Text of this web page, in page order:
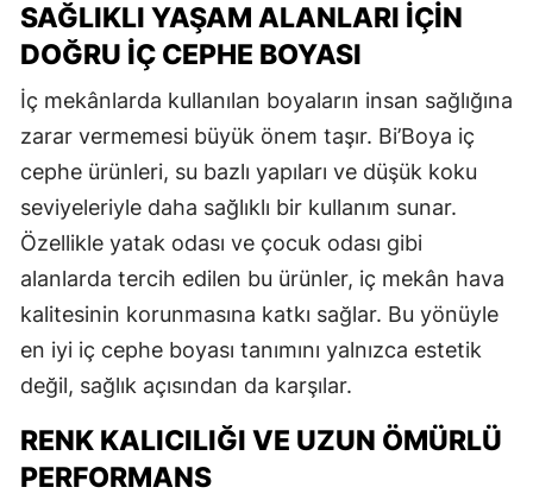
SAĞLIKLI YAŞAM ALANLARI İÇIN
DOĞRU İÇ CEPHE BOYASI
İç mekânlarda kullanılan boyaların insan sağlığına
zarar vermemesi büyük önem taşır. Bi’Boya iç
cephe ürünleri, su bazlı yapıları ve düşük koku
seviyeleriyle daha sağlıklı bir kullanım sunar.
Özellikle yatak odası ve çocuk odası gibi
alanlarda tercih edilen bu ürünler, iç mekân hava
kalitesinin korunmasına katkı sağlar. Bu yönüyle
en iyi iç cephe boyası tanımını yalnızca estetik
değil, sağlık açısından da karşılar.
RENK KALICILIĞI VE UZUN ÖMÜRLÜ
PERFORMANS